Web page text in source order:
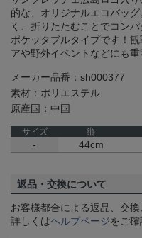
的な、オリジナルエコバッ
く、折りたたむことでコン
ポケッタブルタイプです！
アや野外イベントなどにも
メーカー品番：sh000377
素材：ポリエステル
原産国：中国
サイズ 縦
- 44cm
返品・交換について
お客様都合による返品、交
詳しくはヘルプページをご確